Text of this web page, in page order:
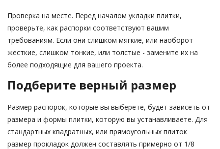
Проверка на месте. Перед началом укладки плитки,
проверьте, как распорки соответствуют вашим
требованиям. Если они слишком мягкие, или наоборот
жесткие, слишком тонкие, или толстые - замените их на
более подходящие для вашего проекта.
Подберите верный размер
Размер распорок, которые вы выберете, будет зависеть от
размера и формы плитки, которую вы устанавливаете. Для
стандартных квадратных, или прямоугольных плиток
размер прокладок должен составлять примерно от 1/8